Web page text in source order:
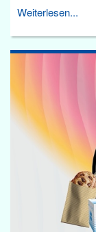
Weiterlesen...